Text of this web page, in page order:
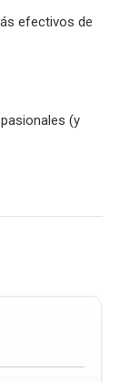
efectivos de
(y